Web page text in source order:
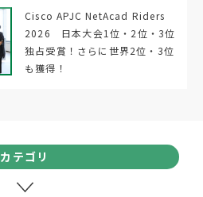
カテゴリ
Cisco APJC NetAcad Riders
2026 日本大会1位・2位・3位
独占受賞！さらに世界2位・3位
も獲得！